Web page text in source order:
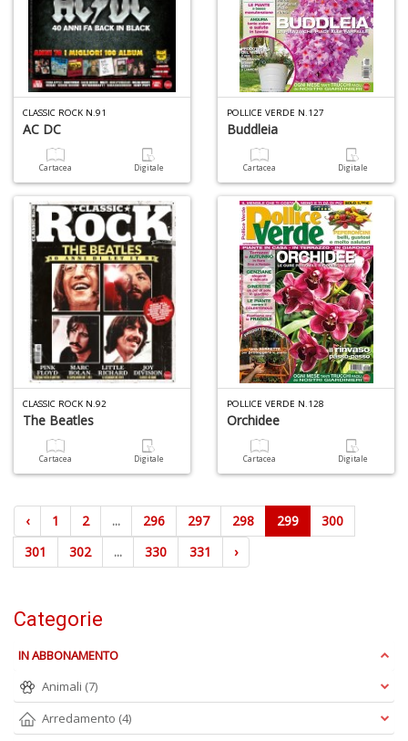
CLASSIC ROCK N.91
AC DC
Cartacea Digitale
POLLICE VERDE N.127
Buddleia
Cartacea Digitale
CLASSIC ROCK N.92
The Beatles
Cartacea Digitale
POLLICE VERDE N.128
Orchidee
Cartacea Digitale
‹ 1 2 ... 296 297 298 299
300
301
302 ... 330 331 ›
Categorie
IN ABBONAMENTO
Animali (7)
Arredamento (4)